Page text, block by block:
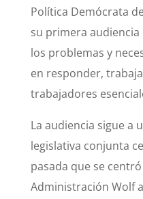
Política Demócrata
su primera
los problemas y
en responder,
trabajadores
La audiencia sigue a
legislativa conjunta
pasada que se
Administración Wolf